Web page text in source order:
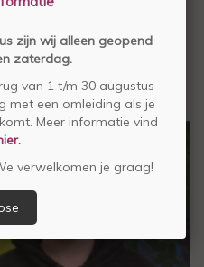
UTRECHT
zijn wij alleen geopend
zaterdag.
van 1 t/m 30 augustus
met een omleiding als je
Meer informatie vind
.
verwelkomen je graag!